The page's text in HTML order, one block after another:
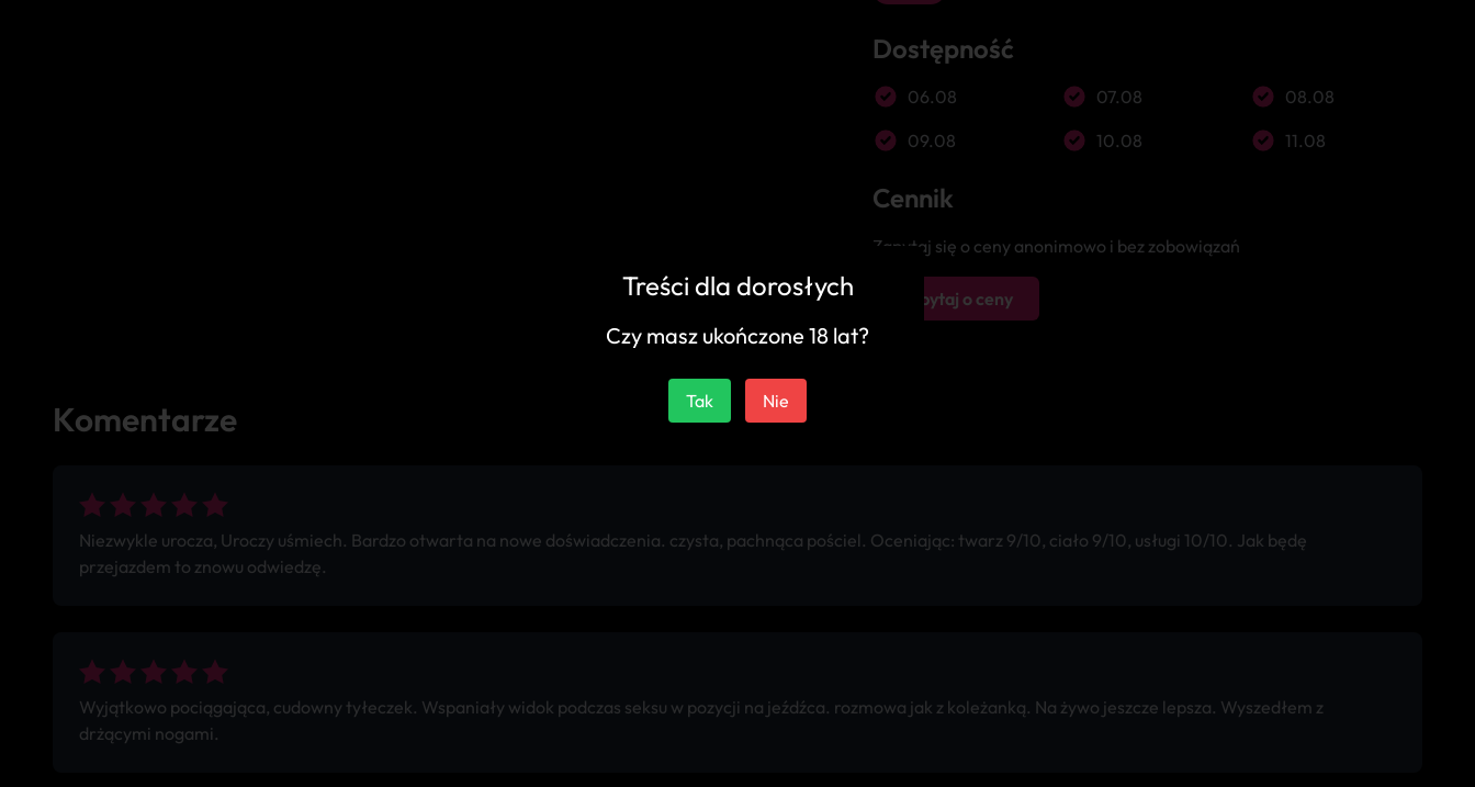
Dostępność
06.08 07.08
08.08
09.08
10.08 11.08
Cennik
Zapytaj się o ceny anonimowo i bez zobowiązań
Zapytaj o ceny
Komentarze
Niezwykle urocza, Uroczy uśmiech. Bardzo otwarta na nowe doświadczenia. czysta, pachnąca pościel. Oceniając: twarz 9/10, ciało 9/10, usługi 10/10. Jak będę
przejazdem to znowu odwiedzę.
Wyjątkowo pociągająca, cudowny tyłeczek. Wspaniały widok podczas seksu w pozycji na jeźdźca. rozmowa jak z koleżanką. Na żywo jeszcze lepsza. Wyszedłem z
drżącymi nogami.
Treści dla dorosłych
Czy masz ukończone 18 lat?
Tak Nie